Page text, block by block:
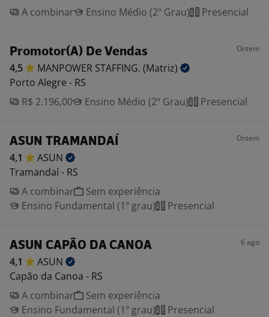
A combinar
Ensino Médio (2º Grau) Presencial
Promotor(A) De Vendas Ontem
4,5 MANPOWER STAFFING. (Matriz)
Porto Alegre - RS
R$ 2.196,00
Ensino Médio (2º Grau) Presencial
ASUN TRAMANDAÍ Ontem
4,1
ASUN
Tramandaí - RS
A combinar
Sem experiência
Ensino Fundamental (1º grau)
Presencial
ASUN CAPÃO DA CANOA 6 ago
4,1
ASUN
Capão da Canoa - RS
A combinar
Sem experiência
Ensino Fundamental (1º grau)
Presencial